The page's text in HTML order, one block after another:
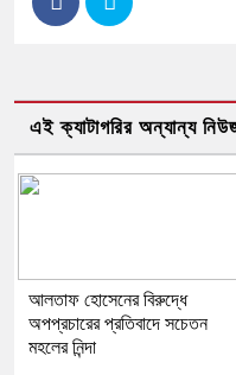
এই ক্যাটাগরির অন্যান্য
আলতাফ হোসেনের বিরুদ্ধে
অপপ্রচারের প্রতিবাদে সচেতন
মহলের নিন্দা